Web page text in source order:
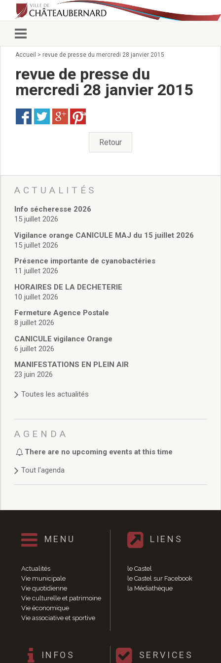
Vie municipale
Conseillers municipaux
Commissions 2026
Arrêtés du Maire
Services municipaux
Pour venir nous voir
administratives
Services Techniques
Affaires Scolaires
Vie associative
Police Municipale/règlementation
Cimetière/réglementation funéraire
Services en ligne
Licences boissons
Cadastre
Actes d’état civil
Budget de Fonctionnement
Budget d’Investissement
Conseils municipaux
Règlement du conseil municipal
Délibérations 2025
Délibérations 2022
Délibérations 2021
Délibérations 2020
Délibérations 2019
Délibérations 2018
Délibérations 2014
Délibérations 2013
Délibérations 2011
Délibérations 2010
Délibérations 2009
Délibérations 2008
Agenda réunions publiques
Marchés publics
Vie quotidienne
Accueil > revue de presse du mercredi 28 janvier 2015
revue de presse du
mercredi 28 janvier 2015
Save
Retour
ACTUALITÉS
Info sécheresse 2026
15 juillet 2026
Vigilance orange CANICULE MAJ du 15 juillet 2026
15 juillet 2026
Présence importante de cyanobactéries
11 juillet 2026
HORAIRES DE LA DECHETERIE
10 juillet 2026
Fermeture Agence Postale
8 juillet 2026
CANICULE vigilance Orange
6 juillet 2026
MANIFESTATIONS EN PLEIN AIR
23 juin 2026
Toutes les actualités
AGENDA
There are no upcoming events at this time
Tout l'agenda
MENU
Actualités
Vie municipale
Vie quotidienne
Vie culturelle et patrimoine
Vie économique
Vie associative et sportive
LIENS
le Castel
le Castel sur Facebook
la Médiathèque
INFOS SERVICES